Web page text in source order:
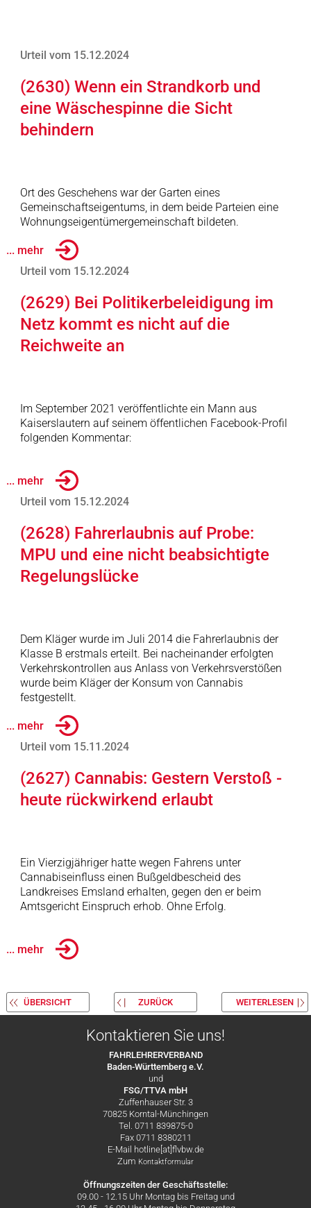
Urteil vom 15.12.2024
(2630) Wenn ein Strandkorb und
eine Wäschespinne die Sicht
behindern
Ort des Geschehens war der Garten eines
Gemeinschaftseigentums, in dem beide Parteien eine
Wohnungseigentümergemeinschaft bildeten.
... mehr
Urteil vom 15.12.2024
(2629) Bei Politikerbeleidigung im
Netz kommt es nicht auf die
Reichweite an
Im September 2021 veröffentlichte ein Mann aus
Kaiserslautern auf seinem öffentlichen Facebook-Profil
folgenden Kommentar:
... mehr
Urteil vom 15.12.2024
(2628) Fahrerlaubnis auf Probe:
MPU und eine nicht beabsichtigte
Regelungslücke
Dem Kläger wurde im Juli 2014 die Fahrerlaubnis der
Klasse B erstmals erteilt. Bei nacheinander erfolgten
Verkehrskontrollen aus Anlass von Verkehrsverstößen
wurde beim Kläger der Konsum von Cannabis
festgestellt.
... mehr
Urteil vom 15.11.2024
(2627) Cannabis: Gestern Verstoß -
heute rückwirkend erlaubt
Ein Vierzigjähriger hatte wegen Fahrens unter
Cannabiseinfluss einen Bußgeldbescheid des
Landkreises Emsland erhalten, gegen den er beim
Amtsgericht Einspruch erhob. Ohne Erfolg.
... mehr
ÜBERSICHT ZURÜCK WEITERLESEN
Kontaktieren Sie uns!
FAHRLEHRERVERBAND
Baden-Württemberg e.V.
und
FSG/TTVA mbH
Zuffenhauser Str. 3
70825 Korntal-Münchingen
Tel. 0711 839875-0
Fax 0711 8380211
E-Mail hotline[at]flvbw.de
Zum Kontaktformular
Öffnungszeiten der Geschäftsstelle:
09.00 - 12.15 Uhr Montag bis Freitag und